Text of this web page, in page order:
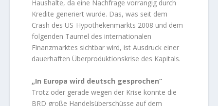
Haushalte, da eine Nachfrage vorrangig durch
Kredite generiert wurde. Das, was seit dem
Crash des US-Hypothekenmarkts 2008 und dem
folgenden Taumel des internationalen
Finanzmarktes sichtbar wird, ist Ausdruck einer
dauerhaften Überproduktionskrise des Kapitals.
„In Europa wird deutsch gesprochen“
Trotz oder gerade wegen der Krise konnte die
BRD große Handelsüberschüsse auf dem